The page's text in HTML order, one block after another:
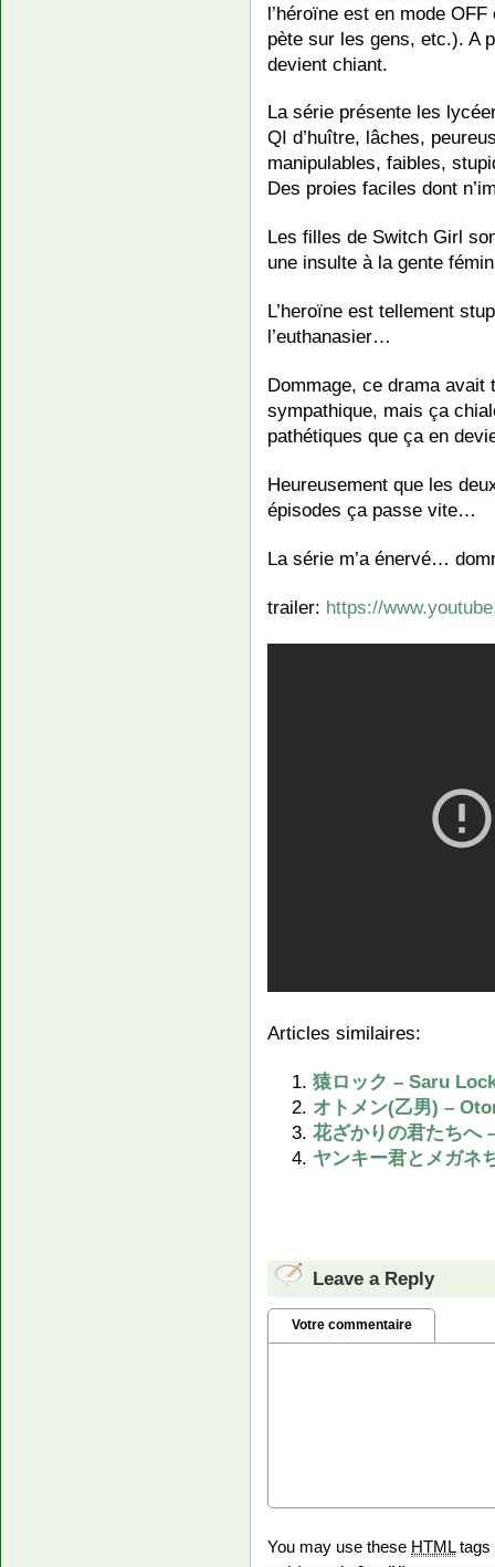
l’héroïne est en mode
pète sur les gens, etc.). A
devient chiant.
La série présente les
QI d’huître, lâches,
manipulables, faibles,
Des proies faciles dont
Les filles de Switch Girl
une insulte à la gente
L’heroïne est tellement
l’euthanasier…
Dommage, ce drama avait
sympathique, mais ça
pathétiques que ça en
Heureusement que les
épisodes ça passe vite…
La série m’a énervé…
trailer: https://
Articles similaires:
猿ロック – Saru
オトメン(乙男) –
花ざかりの君たちへ
ヤンキー君とメガネ
Leave a Reply
Votre commentaire
You may use these HTMLtags